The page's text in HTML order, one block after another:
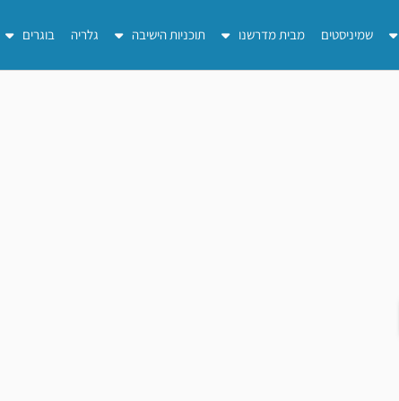
שמיניסטים מבית מדרשנו תוכניות הישיבה גלריה בוגרים